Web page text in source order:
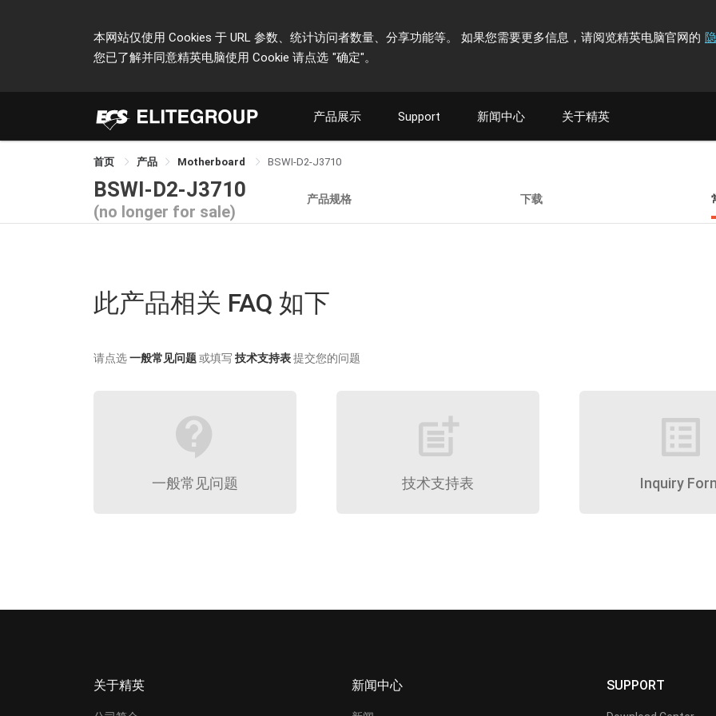
本网站仅使用 Cookies 于 URL 参数、统计访问者数量、分享功能等。 如果您需要更多信息，请阅览精英电脑官网的
您已了解并同意精英电脑使用 Cookie 请点选 "确定"。
产品展示 Support 新闻中心 关于精英
首页 产品 Motherboard BSWI-D2-J3710
BSWI-D2-J3710
(no longer for sale)
产品规格 下载
此产品相关 FAQ 如下
请点选一般常见问题或填写 技术支持表提交您的问题
contact_support
一般常见问题
post_add
技术支持表
list_alt
Inquiry
关于精英 新闻中心 SUPPORT